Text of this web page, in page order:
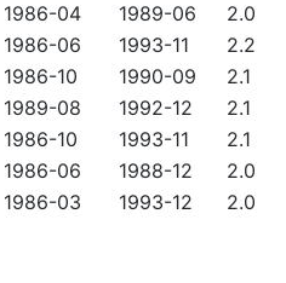
1986-04 1989-06
2.0
1986-06 1993-11
2.2
1986-10 1990-09
2.1
1989-08 1992-12
2.1
1986-10 1993-11
2.1
1986-06 1988-12
2.0
1986-03 1993-12 2.0